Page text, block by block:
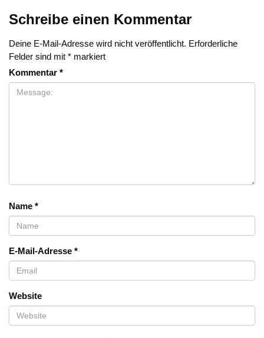
Schreibe einen Kommentar
Deine E-Mail-Adresse wird nicht veröffentlicht. Erforderliche
Felder sind mit * markiert
Kommentar *
Name *
E-Mail-Adresse *
Website